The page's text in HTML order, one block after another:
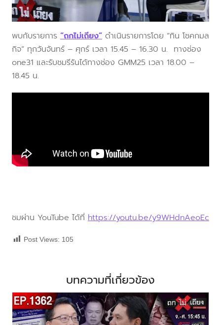
พบกับรายการ “ถกไม่เถียง” ดำเนินรายการโดย “ทิน โชคกมล
กิจ” ทุกวันจันทร์ – ศุกร์ เวลา 15.45 – 16.30 น. ทางช่อง
one31 และรับชมรีรันได้ทางช่อง GMM25 เวลา 18.00 –
18.45 น.
ชมผ่าน YouTube ได้ที่ https://youtu.be/y9WHdnAeoEc
Post Views: 105
บทความที่เกี่ยวข้อง